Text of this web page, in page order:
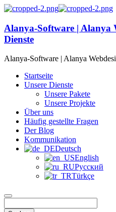
Alanya-Software | Alanya
Dienste
Alanya-Software | Alanya
Startseite
Unsere Dienste
Unsere Pakete
Unsere Projekte
Über uns
Häufig gestellte Fragen
Der Blog
Kommunikation
Deutsch
English
Русский
Türkçe